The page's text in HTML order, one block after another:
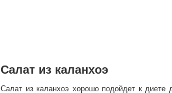
Салат из каланхоэ
Салат из каланхоэ хорошо подойдет к диете